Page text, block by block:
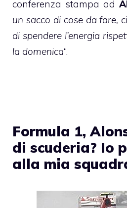
conferenza stampa ad
un sacco di cose da fare,
di spendere l’energia
la domenica“.
Formula 1,
di scuderia? Io
alla mia